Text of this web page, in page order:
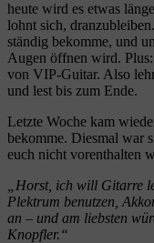
heute wird es etwas
lohnt sich,
ständig bekomme, und
Augen öffnen wird.
von VIP-Guitar. Also
und lest bis zum Ende.
Letzte Woche kam
bekomme. Diesmal war
euch nicht vorenthalten
„Horst, ich will Gitarre
Plektrum benutzen,
an – und am liebsten
Knopfler.“